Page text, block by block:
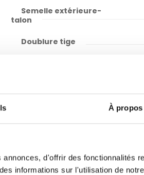
À propos
d'offrir des fonctionnalités
informations sur l'utilisation de
Semelle extérieure-
talon
Doublure tige